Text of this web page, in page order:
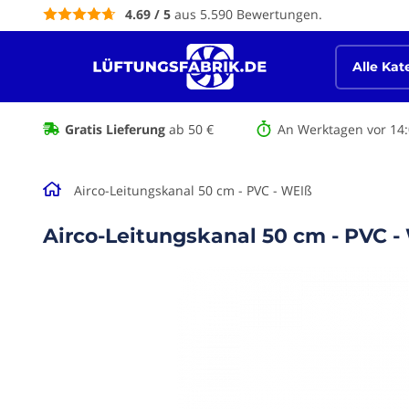
4.69 / 5 aus 5.590 Bewertungen.
Inhalt
springen
Alle
Gratis Lieferung ab 50 € An Werktagen vor
Airco-Leitungskanal 50 cm - PVC - WEIß
Airco-Leitungskanal 50 cm - PVC -
Zum Ende